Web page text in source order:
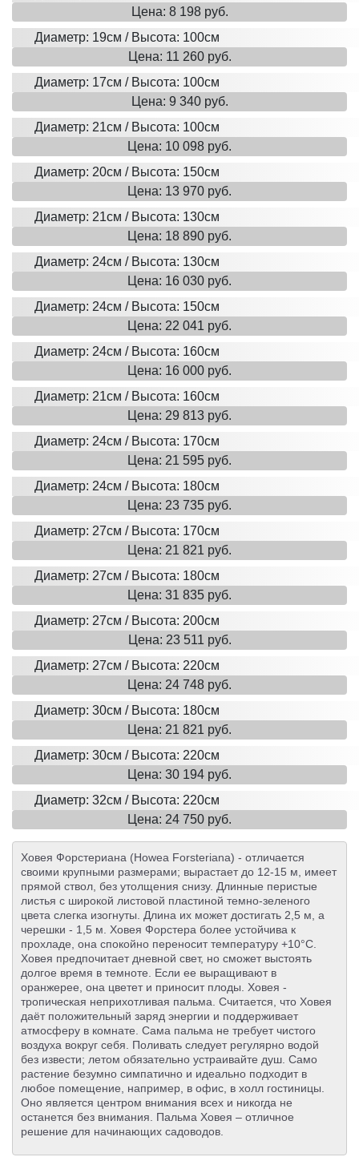
Цена: 8 198 руб.
Диаметр: 19см / Высота: 100см
Цена: 11 260 руб.
Диаметр: 17см / Высота: 100см
Цена: 9 340 руб.
Диаметр: 21см / Высота: 100см
Цена: 10 098 руб.
Диаметр: 20см / Высота: 150см
Цена: 13 970 руб.
Диаметр: 21см / Высота: 130см
Цена: 18 890 руб.
Диаметр: 24см / Высота: 130см
Цена: 16 030 руб.
Диаметр: 24см / Высота: 150см
Цена: 22 041 руб.
Диаметр: 24см / Высота: 160см
Цена: 16 000 руб.
Диаметр: 21см / Высота: 160см
Цена: 29 813 руб.
Диаметр: 24см / Высота: 170см
Цена: 21 595 руб.
Диаметр: 24см / Высота: 180см
Цена: 23 735 руб.
Диаметр: 27см / Высота: 170см
Цена: 21 821 руб.
Диаметр: 27см / Высота: 180см
Цена: 31 835 руб.
Диаметр: 27см / Высота: 200см
Цена: 23 511 руб.
Диаметр: 27см / Высота: 220см
Цена: 24 748 руб.
Диаметр: 30см / Высота: 180см
Цена: 21 821 руб.
Диаметр: 30см / Высота: 220см
Цена: 30 194 руб.
Диаметр: 32см / Высота: 220см
Цена: 24 750 руб.
Ховея Форстериана (Howea Forsteriana) - отличается
своими крупными размерами; вырастает до 12-15 м, имеет
прямой ствол, без утолщения снизу. Длинные перистые
листья с широкой листовой пластиной темно-зеленого
цвета слегка изогнуты. Длина их может достигать 2,5 м, а
черешки - 1,5 м. Ховея Форстера более устойчива к
прохладе, она спокойно переносит температуру +10°С.
Ховея предпочитает дневной свет, но сможет выстоять
долгое время в темноте. Если ее выращивают в
оранжерее, она цветет и приносит плоды. Ховея -
тропическая неприхотливая пальма. Считается, что Ховея
даёт положительный заряд энергии и поддерживает
атмосферу в комнате. Сама пальма не требует чистого
воздуха вокруг себя. Поливать следует регулярно водой
без извести; летом обязательно устраивайте душ. Само
растение безумно симпатично и идеально подходит в
любое помещение, например, в офис, в холл гостиницы.
Оно является центром внимания всех и никогда не
останется без внимания. Пальма Ховея – отличное
решение для начинающих садоводов.